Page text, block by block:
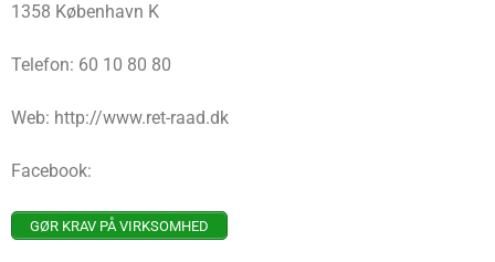
1358 København K
Telefon: 60 10 80 80
Web: http://www.ret-raad.dk
Facebook:
GØR KRAV PÅ VIRKSOMHED